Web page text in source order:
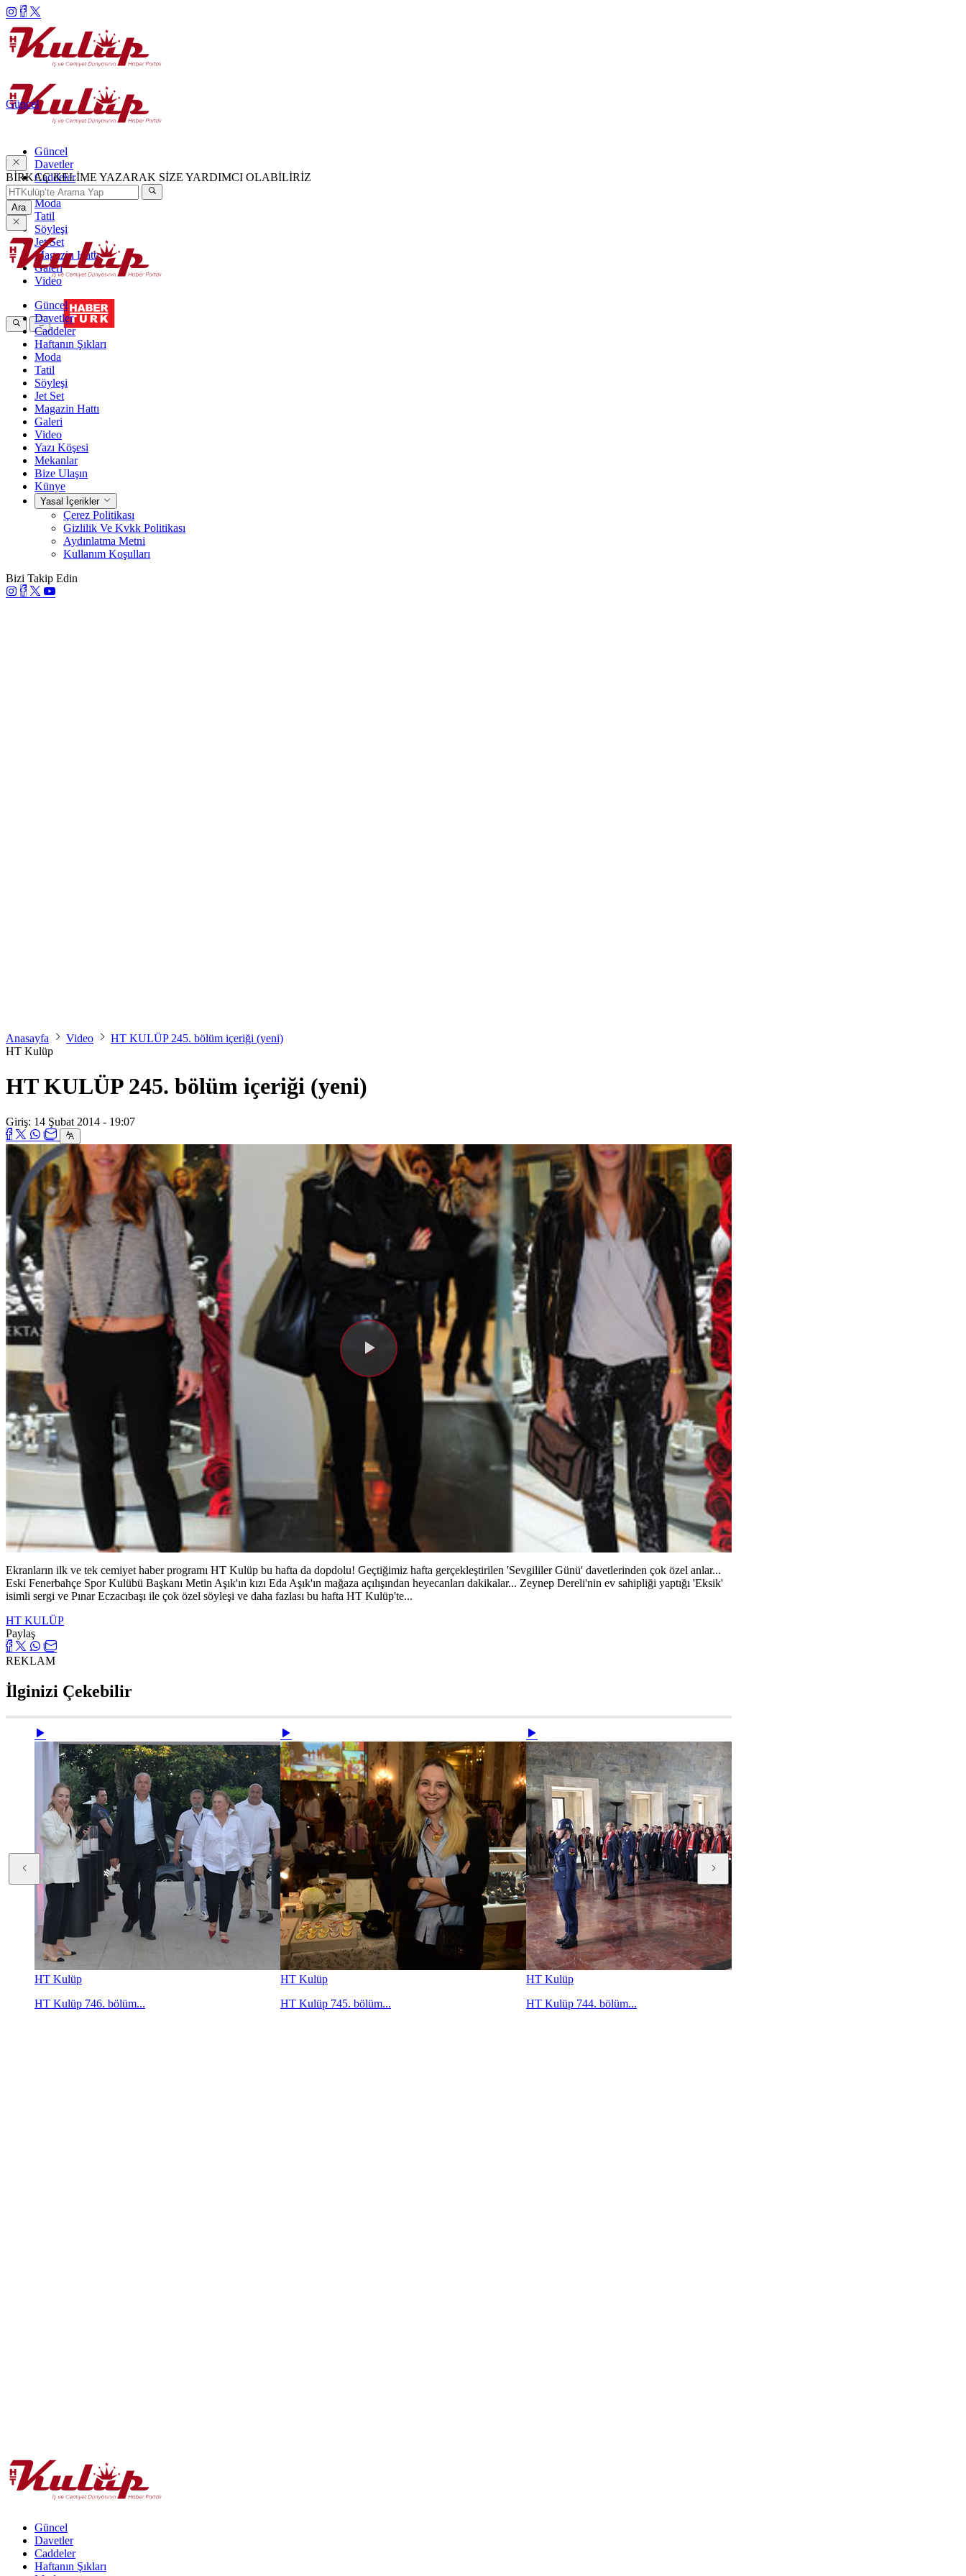
Güncel
Davetler
Caddeler
Haftanın Şıkları
Moda
Tatil
Söyleşi
Jet Set
Magazin Hattı
Galeri
Video
Güncel
BİRKAÇ KELİME YAZARAK SİZE YARDIMCI OLABİLİRİZ
Ara
Güncel
Davetler
Caddeler
Haftanın Şıkları
Moda
Tatil
Söyleşi
Jet Set
Magazin Hattı
Galeri
Video
Yazı Köşesi
Mekanlar
Bize Ulaşın
Künye
Yasal İçerikler
Çerez Politikası
Gizlilik Ve Kvkk Politikası
Aydınlatma Metni
Kullanım Koşulları
Bizi Takip Edin
Anasayfa Video
HT KULÜP 245. bölüm içeriği (yeni)
HT Kulüp
HT KULÜP 245. bölüm içeriği (yeni)
Giriş: 14 Şubat 2014 - 19:07
Videoyu
Oynat
Ekranların ilk ve tek cemiyet haber programı HT Kulüp bu hafta da dopdolu! Geçtiğimiz hafta gerçekleştirilen 'Sevgililer Günü' davetlerinden çok özel anlar...
Eski Fenerbahçe Spor Kulübü Başkanı Metin Aşık'ın kızı Eda Aşık'ın mağaza açılışından heyecanları dakikalar... Zeynep Dereli'nin ev sahipliği yaptığı 'Eksik'
isimli sergi ve Pınar Eczacıbaşı ile çok özel söyleşi ve daha fazlası bu hafta HT Kulüp'te...
HT KULÜP
Paylaş
REKLAM
İlginizi Çekebilir
HT Kulüp
HT Kulüp 746. bölüm...
HT Kulüp
HT Kulüp 745. bölüm...
HT Kulüp
HT Kulüp 744. bölüm...
Güncel
Davetler
Caddeler
Haftanın Şıkları